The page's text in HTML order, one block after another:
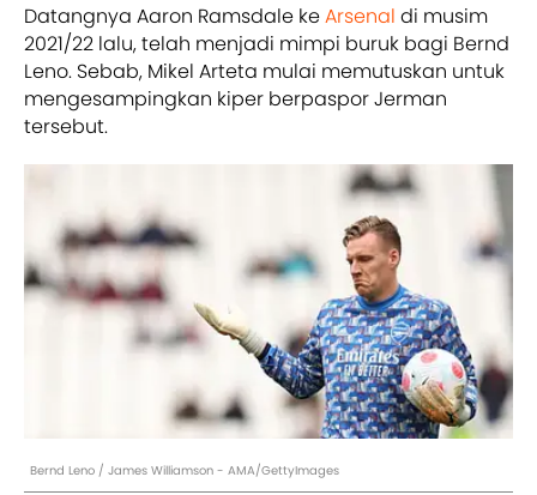
Datangnya Aaron Ramsdale keArsenal di musim
2021/22 lalu, telah menjadi mimpi buruk bagi Bernd
Leno. Sebab, Mikel Arteta mulai memutuskan untuk
mengesampingkan kiper berpaspor Jerman
tersebut.
Bernd Leno / James Williamson - AMA/GettyImages